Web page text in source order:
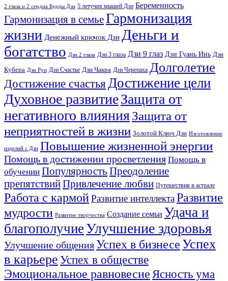
2 глаза и 2 сердца Будды Дзи 5 летучих мышей Дзи Беременность
Гармонизация в семьеГармонизация
жизни Денежный крючок Дзи Деньги и
богатство Дзи 2 глаза Дзи 3 глаза Дзи 9 глаз Дзи Гуань Инь Дзи
Кубера Дзи Руи Дзи Счастье Дзи Чакра Дзи Черепаха Долголетие
Достижение счастья Достижение цели
Духовное развитиеЗащита от
негативного влиянияЗащита от
неприятностей в жизни Золотой Ключ Дзи Изготовление
изделий с Дзи Повышение жизненной энергии
Помощь в достижении просветления Помощь в
обучении Популярность Преодоление
препятствийПривлечение любви Путешествия в астрале
Работа с кармойРазвитие интеллектаРазвитие
мудрости Развитие творчества Создание семьи Удача и
благополучие Улучшение здоровья
Улучшение общенияУспех в бизнесеУспех
в карьереУспех в обществе
Эмоциональное равновесие Ясность ума